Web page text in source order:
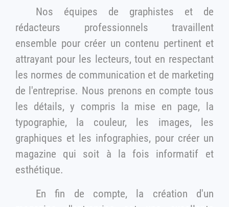
Nos équipes de graphistes et de
rédacteurs professionnels travaillent
ensemble pour créer un contenu pertinent et
attrayant pour les lecteurs, tout en respectant
les normes de communication et de marketing
de l'entreprise. Nous prenons en compte tous
les détails, y compris la mise en page, la
typographie, la couleur, les images, les
graphiques et les infographies, pour créer un
magazine qui soit à la fois informatif et
esthétique.
En fin de compte, la création d'un